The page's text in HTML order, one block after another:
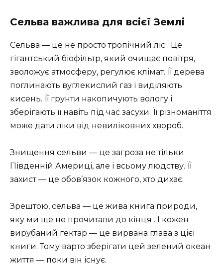
Сельва важлива для всієї Землі
Сельва — це не просто тропічний ліс . Це
гігантський біофільтр, який очищає повітря,
зволожує атмосферу, регулює клімат. Її дерева
поглинають вуглекислий газ і виділяють
кисень. Її грунти накопичують вологу і
зберігають її навіть під час засухи. Її різноманіття
може дати ліки від невиліковних хвороб.
Знищення сельви — це загроза не тільки
Південній Америці, але і всьому людству. Її
захист — це обов’язок кожного, хто дихає.
Зрештою, сельва — це жива книга природи,
яку ми ще не прочитали до кінця . І кожен
вирубаний гектар — це вирвана глава з цієї
книги. Тому варто зберігати цей зелений океан
життя — поки він існує.